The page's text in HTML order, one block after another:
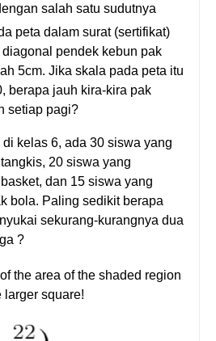
salah satu sudutnya
peta dalam surat (sertifikat)
pendek kebun pak
5cm. Jika skala pada peta itu
, berapa jauh kira-kira pak
setiap pagi?
kelas 6, ada 30 siswa yang
20 siswa yang
dan 15 siswa yang
bola. Paling sedikit berapa
sekurang-kurangnya dua
?
the area of the shaded region
larger square!